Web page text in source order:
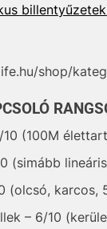
shop/
10 (100M
(simább
(olcsó, karcos,
– 6/10